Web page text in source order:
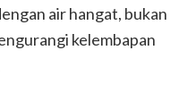
air hangat, bukan
kelembapan